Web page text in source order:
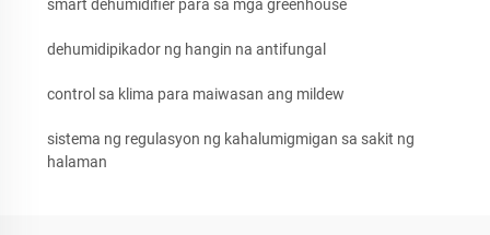
smart dehumidifier para sa mga greenhouse
dehumidipikador ng hangin na antifungal
control sa klima para maiwasan ang mildew
sistema ng regulasyon ng kahalumigmigan sa sakit ng
halaman